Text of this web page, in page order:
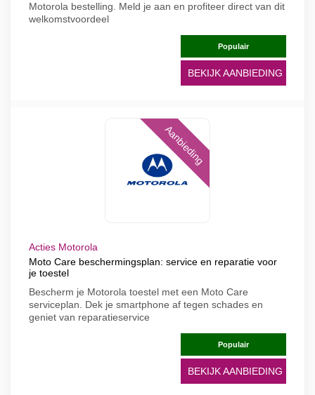
Motorola bestelling. Meld je aan en profiteer direct van dit
welkomstvoordeel
Populair
BEKIJK AANBIEDING
Aanbieding
Acties Motorola
Moto Care beschermingsplan: service en reparatie voor
je toestel
Bescherm je Motorola toestel met een Moto Care
serviceplan. Dek je smartphone af tegen schades en
geniet van reparatieservice
Populair
BEKIJK AANBIEDING